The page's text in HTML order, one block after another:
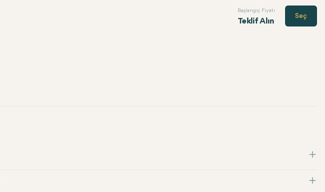
Başlangıç Fiyatı
Teklif Alın
Seç